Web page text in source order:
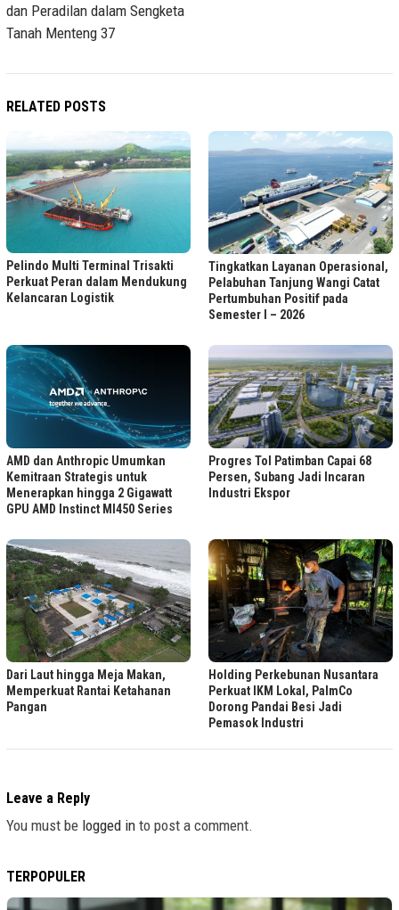
dan Peradilan dalam Sengketa
Tanah Menteng 37
RELATED POSTS
Pelindo Multi Terminal Trisakti
Perkuat Peran dalam Mendukung
Kelancaran Logistik
Tingkatkan Layanan Operasional,
Pelabuhan Tanjung Wangi Catat
Pertumbuhan Positif pada
Semester I – 2026
AMD dan Anthropic Umumkan
Kemitraan Strategis untuk
Menerapkan hingga 2 Gigawatt
GPU AMD Instinct MI450 Series
Progres Tol Patimban Capai 68
Persen, Subang Jadi Incaran
Industri Ekspor
Dari Laut hingga Meja Makan,
Memperkuat Rantai Ketahanan
Pangan
Holding Perkebunan Nusantara
Perkuat IKM Lokal, PalmCo
Dorong Pandai Besi Jadi
Pemasok Industri
Leave a Reply
You must be logged in to post a comment.
TERPOPULER